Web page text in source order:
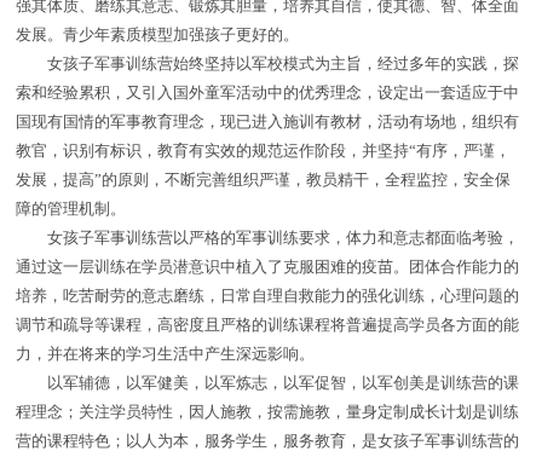
强其体质、磨练其意志、锻炼其胆量，培养其自信，使其德、智、体全面
发展。青少年素质模型加强孩子更好的。
女孩子军事训练营始终坚持以军校模式为主旨，经过多年的实践，探
索和经验累积，又引入国外童军活动中的优秀理念，设定出一套适应于中
国现有国情的军事教育理念，现已进入施训有教材，活动有场地，组织有
教官，识别有标识，教育有实效的规范运作阶段，并坚持“有序，严谨，
发展，提高”的原则，不断完善组织严谨，教员精干，全程监控，安全保
障的管理机制。
女孩子军事训练营以严格的军事训练要求，体力和意志都面临考验，
通过这一层训练在学员潜意识中植入了克服困难的疫苗。团体合作能力的
培养，吃苦耐劳的意志磨练，日常自理自救能力的强化训练，心理问题的
调节和疏导等课程，高密度且严格的训练课程将普遍提高学员各方面的能
力，并在将来的学习生活中产生深远影响。
以军辅德，以军健美，以军炼志，以军促智，以军创美是训练营的课
程理念；关注学员特性，因人施教，按需施教，量身定制成长计划是训练
营的课程特色；以人为本，服务学生，服务教育，是女孩子军事训练营的